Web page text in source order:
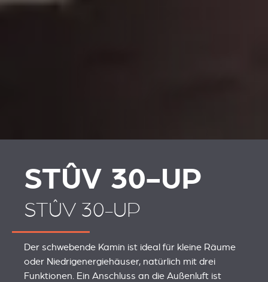
STÛV 30-UP
STÛV 30-UP
Der schwebende Kamin ist ideal für kleine Räume
oder Niedrigenergiehäuser, natürlich mit drei
Funktionen. Ein Anschluss an die Außenluft ist